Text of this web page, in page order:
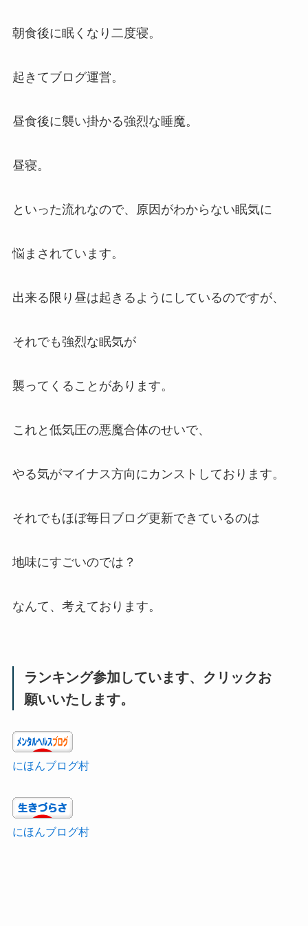
朝食後に眠くなり二度寝。
起きてブログ運営。
昼食後に襲い掛かる強烈な睡魔。
昼寝。
といった流れなので、原因がわからない眠気に
悩まされています。
出来る限り昼は起きるようにしているのですが、
それでも強烈な眠気が
襲ってくることがあります。
これと低気圧の悪魔合体のせいで、
やる気がマイナス方向にカンストしております。
それでもほぼ毎日ブログ更新できているのは
地味にすごいのでは？
なんて、考えております。
ランキング参加しています、クリックお
願いいたします。
にほんブログ村
にほんブログ村